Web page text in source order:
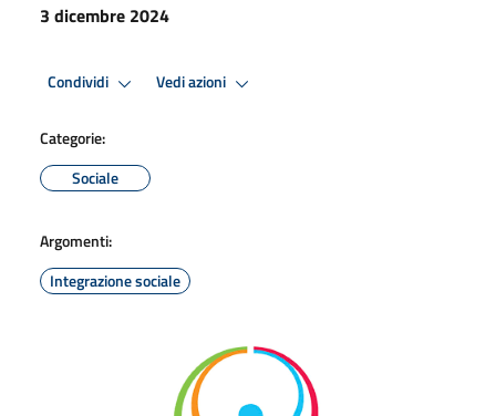
3 dicembre 2024
Condividi Vedi azioni
Categorie:
Sociale
Argomenti:
Integrazione sociale